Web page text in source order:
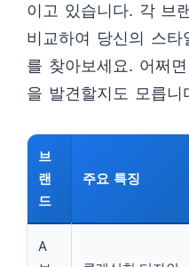
이고 있습니다. 각 브
비교하여 당신의 스
를 찾아보세요. 어쩌
을 발견할지도 모릅니
브
랜
드
주요 특징
A